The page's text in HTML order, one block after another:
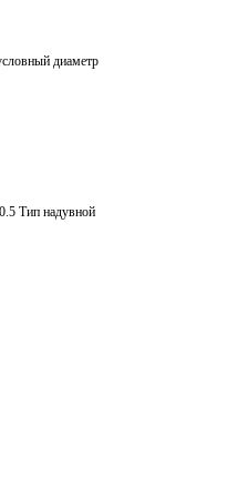
диаметр
Тип надувной